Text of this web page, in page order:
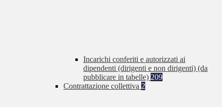
Incarichi conferiti e autorizzati ai
dipendenti (dirigenti e non dirigenti) (da
pubblicare in tabelle) 209
Contrattazione collettiva 2